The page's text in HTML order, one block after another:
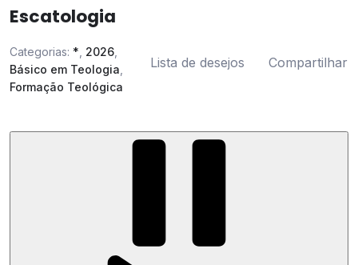
Escatologia
Categorias: * 2026
Básico em Teologia
Formação Teológica
Lista de desejos Compartilhar